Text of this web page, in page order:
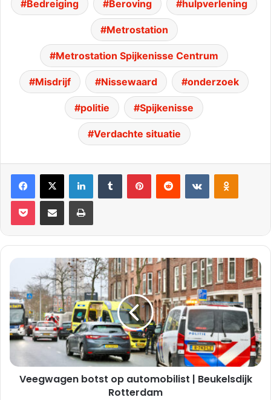
Bedreiging Beroving hulpverlening
Metrostation
Metrostation Spijkenisse Centrum
Misdrijf Nissewaard onderzoek
politie Spijkenisse
Verdachte situatie
Facebook
X LinkedInTumblr PinterestReddit VKontakteOdnoklassniki
Pocket Deel via E-mail Print
Veegwagen
op
automobilist
Beukelsdijk
Rotterdam
Veegwagen botst op automobilist | Beukelsdijk
Rotterdam